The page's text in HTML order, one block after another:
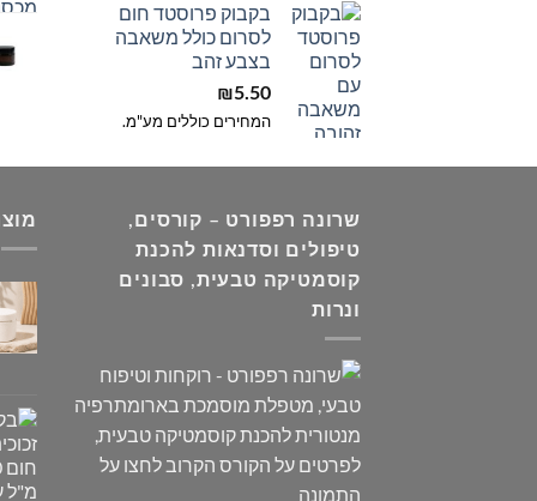
בקבוק פרוסטד חום
לסרום כולל משאבה
בצבע זהב
₪5.50
המחירים כוללים מע"מ.
שרונה רפפורט – קורסים,
טיפולים וסדנאות להכנת
קוסמטיקה טבעית, סבונים
ונרות